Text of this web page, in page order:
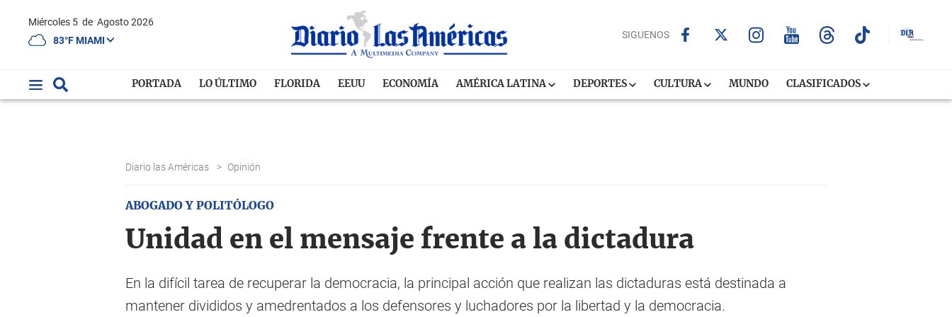
Miércoles 5 de Agosto 2026
83°F MIAMI
SIGUENOS
PORTADA LO ÚLTIMO FLORIDA EEUU ECONOMÍA AMÉRICA LATINA DEPORTES CULTURA MUNDO CLASIFICADOS
Diario las Américas > Opinión
ABOGADO Y POLITÓLOGO
Unidad en el mensaje frente a la dictadura
En la difícil tarea de recuperar la democracia, la principal acción que realizan las dictaduras está destinada a
mantener divididos y amedrentados a los defensores y luchadores por la libertad y la democracia.